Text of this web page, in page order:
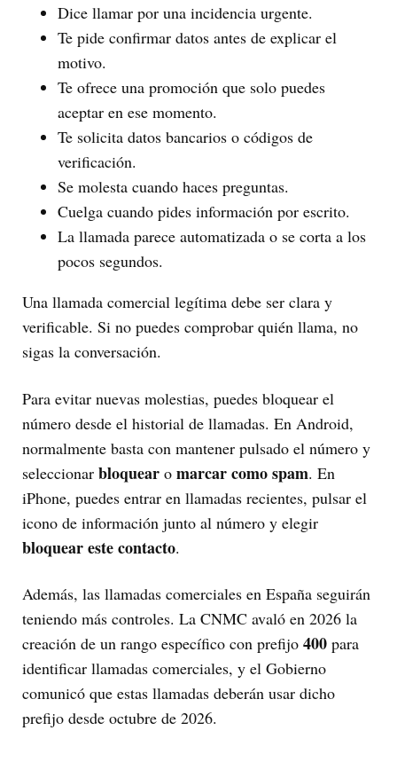
Dice llamar por una incidencia urgente.
Te pide confirmar datos antes de explicar el
motivo.
Te ofrece una promoción que solo puedes
aceptar en ese momento.
Te solicita datos bancarios o códigos de
verificación.
Se molesta cuando haces preguntas.
Cuelga cuando pides información por escrito.
La llamada parece automatizada o se corta a los
pocos segundos.
Una llamada comercial legítima debe ser clara y
verificable. Si no puedes comprobar quién llama, no
sigas la conversación.
Para evitar nuevas molestias, puedes bloquear el
número desde el historial de llamadas. En Android,
normalmente basta con mantener pulsado el número y
seleccionar bloquear o marcar como spam. En
iPhone, puedes entrar en llamadas recientes, pulsar el
icono de información junto al número y elegir
bloquear este contacto.
Además, las llamadas comerciales en España seguirán
teniendo más controles. La CNMC avaló en 2026 la
creación de un rango específico con prefijo 400 para
identificar llamadas comerciales, y el Gobierno
comunicó que estas llamadas deberán usar dicho
prefijo desde octubre de 2026.